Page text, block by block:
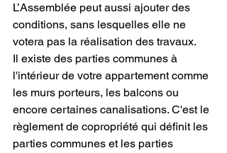
L’Assemblée peut aussi ajouter des
conditions, sans lesquelles elle ne
votera pas la réalisation des travaux.
Il existe des parties communes à
l'intérieur de votre appartement comme
les murs porteurs, les balcons ou
encore certaines canalisations. C'est le
règlement de copropriété qui définit les
parties communes et les parties